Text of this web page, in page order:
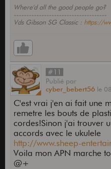
Where'd all the good people go?
-------------------------------------
Vds Gibson SG Classic : https://
#11
Publié par
cyber_bebert56 le
C'est vrai j'en ai fait une
remetre les bouts de
cordes!Sinon j'ai trouver
accords avec le ukulele
http://www.sheep-
Voila mon APN marche
@+